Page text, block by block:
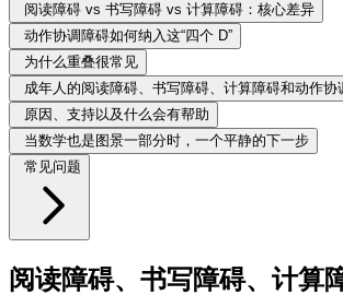
阅读障碍 vs 书写障碍 vs 计算障碍：核心差异
动作协调障碍如何纳入这“四个 D”
为什么重叠很常见
成年人的阅读障碍、书写障碍、计算障碍和动作协
原因、支持以及什么会有帮助
当数学也是图景一部分时，一个平静的下一步
常见问题
阅读障碍、书写障碍、计算